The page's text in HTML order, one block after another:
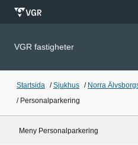
VGR fastigheter
Startsida /Sjukhus / Norra
/ Personalparkering
Meny Personalparkering